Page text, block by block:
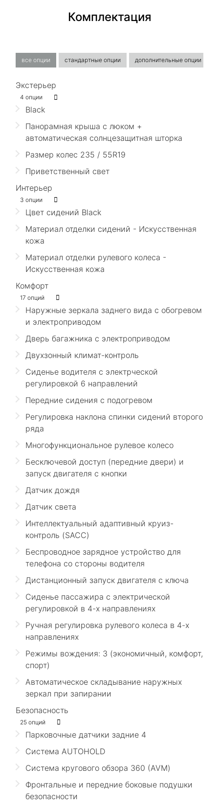
Комплектация
все опции стандартные опции дополнительные опции
Экстерьер
4 опции
Black
Панорамная крыша с люком +
автоматическая солнцезащитная шторка
Размер колес 235 / 55R19
Приветственный свет
Интерьер
3 опции
Цвет сидений Black
Материал отделки сидений - Искусственная
кожа
Материал отделки рулевого колеса -
Искусственная кожа
Комфорт
17 опций
Наружные зеркала заднего вида с обогревом
и электроприводом
Дверь багажника с электроприводом
Двухзонный климат-контроль
Сиденье водителя с электрческой
регулировкой 6 направлений
Передние сидения с подогревом
Регулировка наклона спинки сидений второго
ряда
Многофункциональное рулевое колесо
Бесключевой доступ (передние двери) и
запуск двигателя с кнопки
Датчик дождя
Датчик света
Интеллектуальный адаптивный круиз-
контроль (SACC)
Беспроводное зарядное устройство для
телефона со стороны водителя
Дистанционный запуск двигателя с ключа
Сиденье пассажира с электрической
регулировкой в 4-х направлениях
Ручная регулировка рулевого колеса в 4-х
направлениях
Режимы вождения: 3 (экономичный, комфорт,
спорт)
Автоматическое складывание наружных
зеркал при запирании
Безопасность
25 опций
Парковочные датчики задние 4
Cистема AUTOHOLD
Система кругового обзора 360 (AVM)
Фронтальные и передние боковые подушки
безопасности